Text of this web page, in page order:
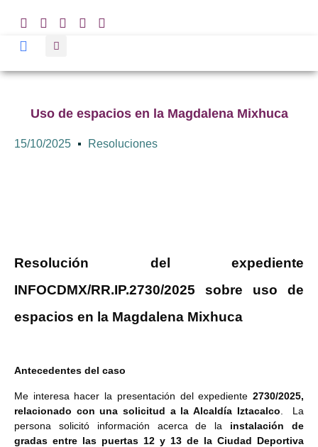
Uso de espacios en la Magdalena Mixhuca
15/10/2025 Resoluciones
Resolución del expediente
INFOCDMX/RR.IP.2730/2025 sobre uso de
espacios en la Magdalena Mixhuca
Antecedentes del caso
Me interesa hacer la presentación del expediente 2730/2025,
relacionado con una solicitud a la Alcaldía Iztacalco . La
persona solicitó información acerca de la instalación de
gradas entre las puertas 12 y 13 de la Ciudad Deportiva